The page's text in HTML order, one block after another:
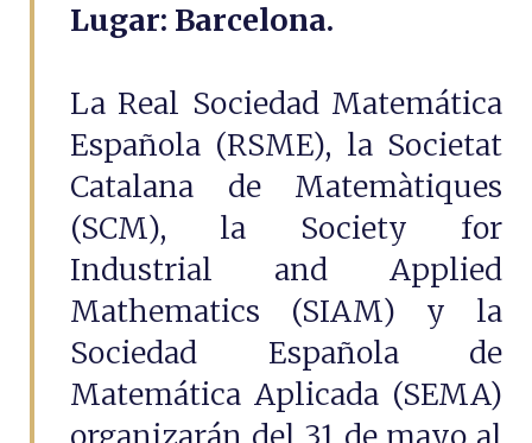
Lugar: Barcelona.
La Real Sociedad Matemática
Española (RSME), la Societat
Catalana de Matemàtiques
(SCM), la Society for
Industrial and Applied
Mathematics (SIAM) y la
Sociedad Española de
Matemática Aplicada (SEMA)